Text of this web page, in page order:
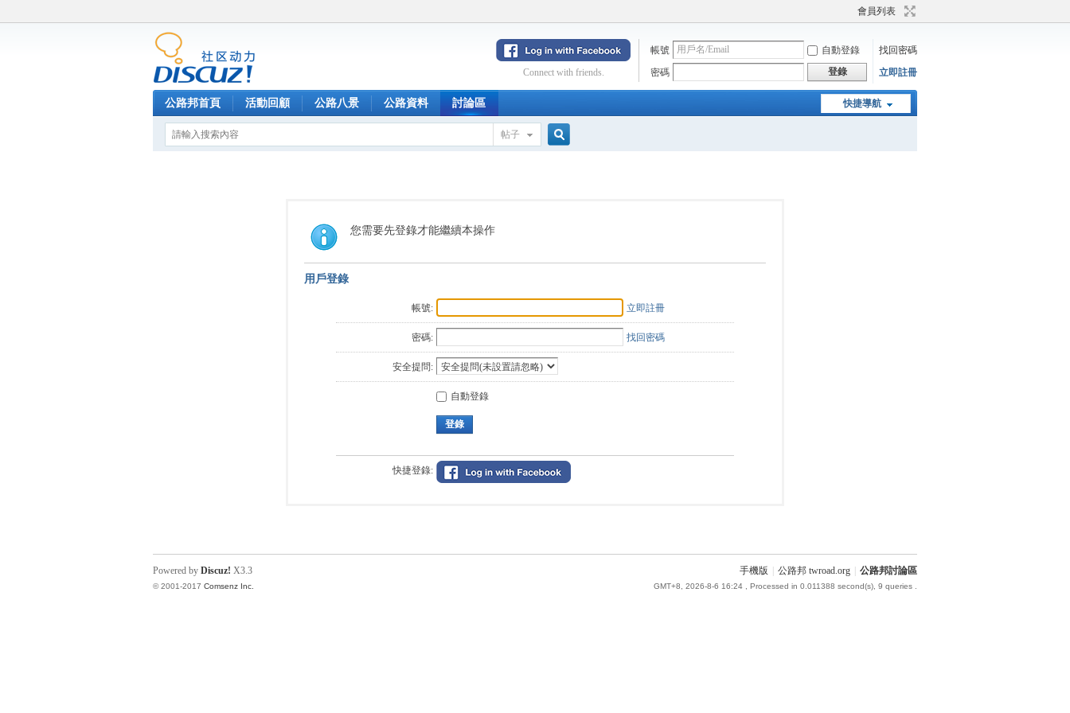
會員列表
帳號 自動登錄
找回密碼
密碼
登錄 立即註冊
Connect with friends.
快捷導航
公路邦首頁 活動回顧 公路八景 公路資料 討論區
帖子
您需要先登錄才能繼續本操作
用戶登錄
帳號: 立即註冊
密碼: 找回密碼
安全提問:
自動登錄
登錄
快捷登錄:
手機版 公路邦 twroad.org 公路邦討論區
GMT+8, 2026-8-6 16:24 , Processed in 0.011388 second(s), 9 queries .
Powered by Discuz! X3.3
© 2001-2017 Comsenz Inc.